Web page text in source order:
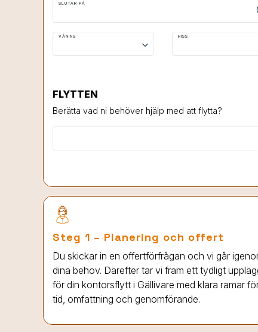
SLUTAR PÅ
VÅNING
keyboard_arrow_down
HISS
FLYTTEN
Berätta vad ni behöver hjälp med att flytta?
Steg 1 – Planering och offert
Du skickar in en offertförfrågan och vi går
dina behov. Därefter tar vi fram ett tydligt
för din kontorsflytt i Gällivare med klara ramar
tid, omfattning och genomförande.